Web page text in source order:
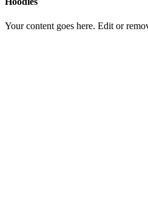
Your content goes here. Edit or